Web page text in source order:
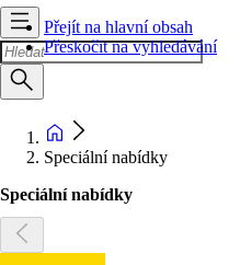
Přejít na hlavní obsah
Přeskočit na vyhledávání
Speciální nabídky
Speciální nabídky